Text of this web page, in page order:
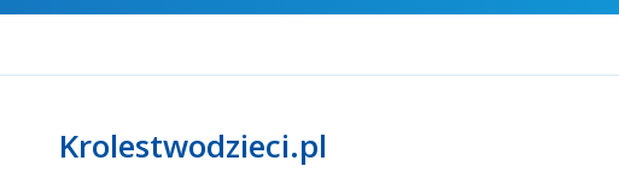
Krolestwodzieci.pl